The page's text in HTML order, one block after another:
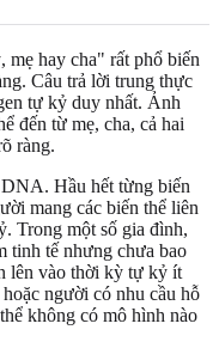
hay cha" rất phổ biến
Câu trả lời trung thực
tự kỷ duy nhất. Ảnh
đến từ mẹ, cha, cả hai
ràng.
Hầu hết từng biến
mang các biến thể liên
Trong một số gia đình,
tinh tế nhưng chưa bao
lên vào thời kỳ tự kỷ ít
người có nhu cầu hỗ
không có mô hình nào